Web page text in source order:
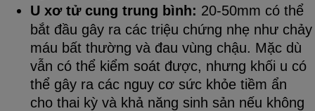
U xơ tử cung trung bình: 20-50mm có thể
bắt đầu gây ra các triệu chứng nhẹ như chảy
máu bất thường và đau vùng chậu. Mặc dù
vẫn có thể kiểm soát được, nhưng khối u có
thể gây ra các nguy cơ sức khỏe tiềm ẩn
cho thai kỳ và khả năng sinh sản nếu không